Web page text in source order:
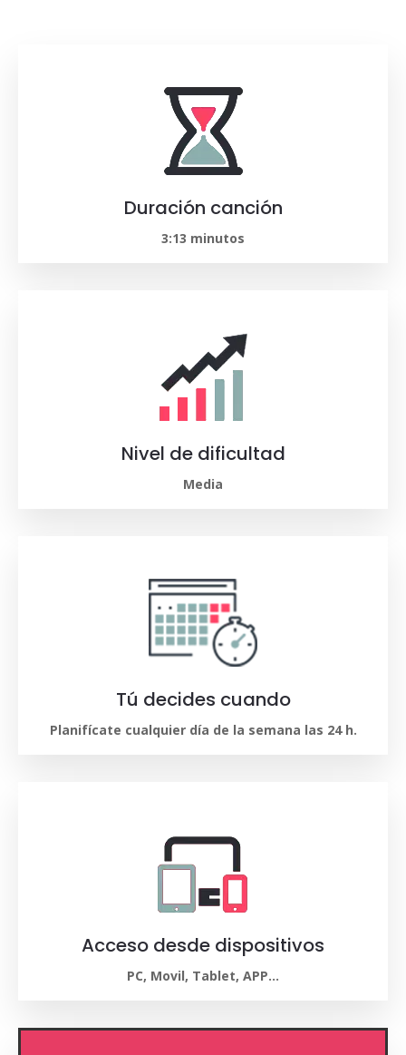
Duración canción
3:13 minutos
Nivel de dificultad
Media
Tú decides cuando
Planifícate cualquier día de la semana las 24 h.
Acceso desde dispositivos
PC, Movil, Tablet, APP…